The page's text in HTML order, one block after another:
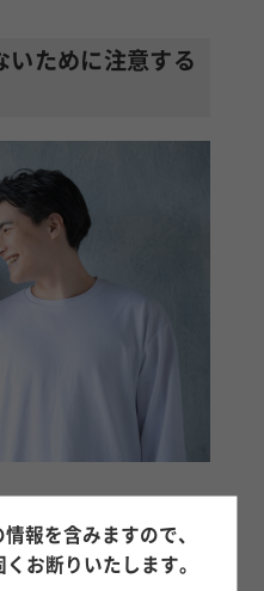
いために注意する
たいポイントはいくつか
報を含みますので、
お断りいたします。